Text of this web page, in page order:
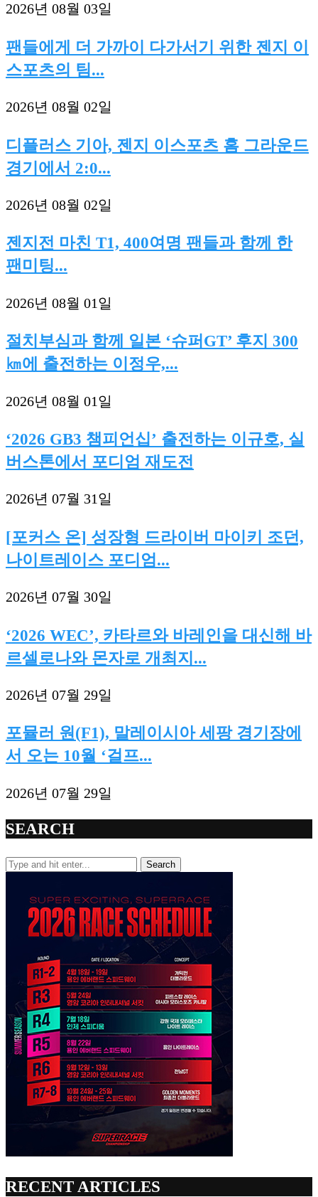
2026년 08월 03일
팬들에게 더 가까이 다가서기 위한 젠지 이
스포츠의 팀...
2026년 08월 02일
디플러스 기아, 젠지 이스포츠 홈 그라운드
경기에서 2:0...
2026년 08월 02일
젠지전 마친 T1, 400여명 팬들과 함께 한
팬미팅...
2026년 08월 01일
절치부심과 함께 일본 ‘슈퍼GT’ 후지 300
㎞에 출전하는 이정우,...
2026년 08월 01일
‘2026 GB3 챔피언십’ 출전하는 이규호, 실
버스톤에서 포디엄 재도전
2026년 07월 31일
[포커스 온] 성장형 드라이버 마이키 조던,
나이트레이스 포디엄...
2026년 07월 30일
‘2026 WEC’, 카타르와 바레인을 대신해 바
르셀로나와 몬자로 개최지...
2026년 07월 29일
포뮬러 원(F1), 말레이시아 세팡 경기장에
서 오는 10월 ‘걸프...
2026년 07월 29일
SEARCH
Search
RECENT ARTICLES